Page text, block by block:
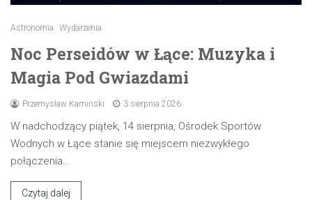
Astronomia Wydarzenia
Noc Perseidów w Łące: Muzyka i
Magia Pod Gwiazdami
Przemysław Kamiński 3 sierpnia 2026
W nadchodzący piątek, 14 sierpnia, Ośrodek Sportów
Wodnych w Łące stanie się miejscem niezwykłego
połączenia…
Czytaj dalej